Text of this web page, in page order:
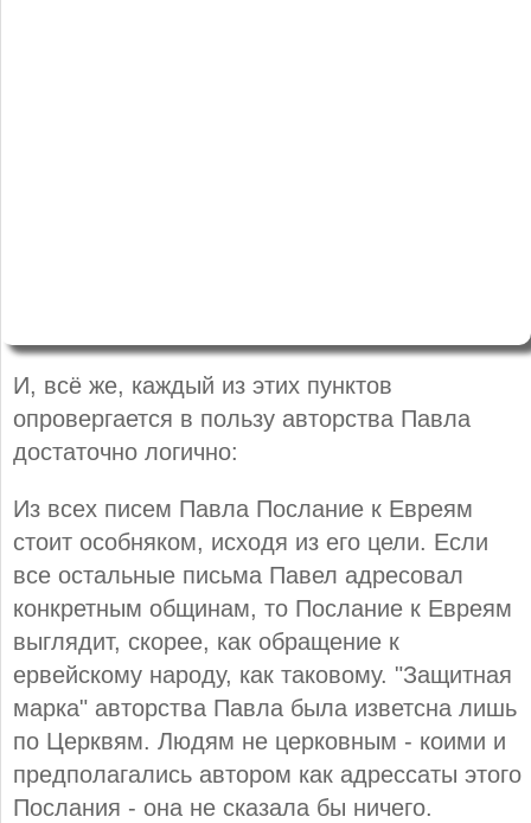
И, всё же, каждый из этих пунктов
опровергается в пользу авторства Павла
достаточно логично:
Из всех писем Павла Послание к Евреям
стоит особняком, исходя из его цели. Если
все остальные письма Павел адресовал
конкретным общинам, то Послание к Евреям
выглядит, скорее, как обращение к
ервейскому народу, как таковому. "Защитная
марка" авторства Павла была изветсна лишь
по Церквям. Людям не церковным - коими и
предполагались автором как адрессаты этого
Послания - она не сказала бы ничего.